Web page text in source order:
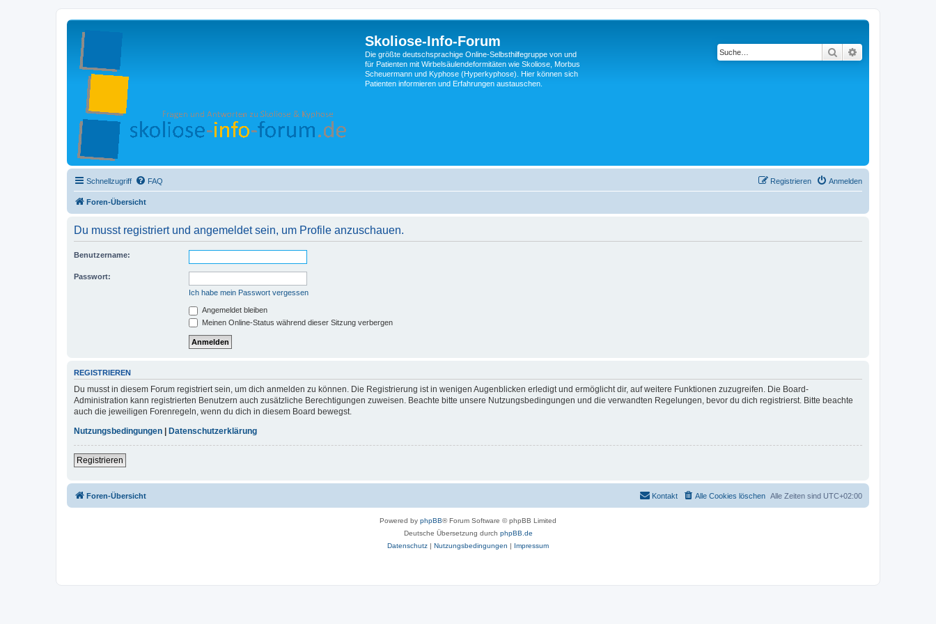
Skoliose-Info-Forum
Die größte deutschsprachige Online-Selbsthilfegruppe von und
für Patienten mit Wirbelsäulendeformitäten wie Skoliose, Morbus
Scheuermann und Kyphose (Hyperkyphose). Hier können sich
Patienten informieren und Erfahrungen austauschen.
Suche
Schnellzugriff FAQ Anmelden
Registrieren
Foren-Übersicht
Du musst registriert und angemeldet sein, um Profile anzuschauen.
Benutzername:
Passwort:
Ich habe mein Passwort vergessen
Angemeldet bleiben
Meinen Online-Status während dieser Sitzung verbergen
REGISTRIEREN
Du musst in diesem Forum registriert sein, um dich anmelden zu können. Die Registrierung ist in wenigen Augenblicken erledigt und ermöglicht dir, auf weitere Funktionen zuzugreifen. Die Board-
Administration kann registrierten Benutzern auch zusätzliche Berechtigungen zuweisen. Beachte bitte unsere Nutzungsbedingungen und die verwandten Regelungen, bevor du dich registrierst. Bitte beachte
auch die jeweiligen Forenregeln, wenn du dich in diesem Board bewegst.
Nutzungsbedingungen | Datenschutzerklärung
Registrieren
Foren-Übersicht Alle Zeiten sind UTC+02:00
Alle Cookies löschen
Kontakt
Powered by phpBB® Forum Software © phpBB Limited
Deutsche Übersetzung durch phpBB.de
Datenschutz | Nutzungsbedingungen | Impressum